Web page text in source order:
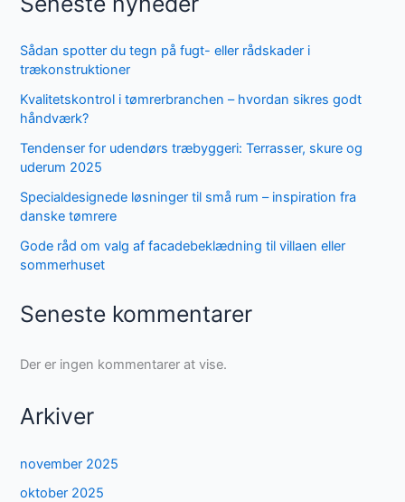
Sådan spotter du tegn på fugt- eller rådskader i
trækonstruktioner
Kvalitetskontrol i tømrerbranchen – hvordan sikres godt
håndværk?
Tendenser for udendørs træbyggeri: Terrasser, skure og
uderum 2025
Specialdesignede løsninger til små rum – inspiration fra
danske tømrere
Gode råd om valg af facadebeklædning til villaen eller
sommerhuset
Seneste kommentarer
Der er ingen kommentarer at vise.
Arkiver
november 2025
oktober 2025